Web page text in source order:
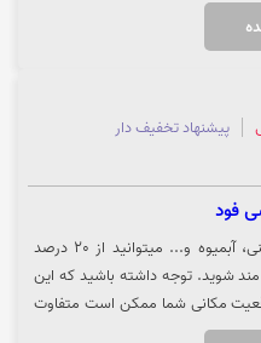
پیشنهاد تخفیف دار
برای خرید انواع میوه، محصولات پروتئینی، آبمیوه و... میتوانید از 20 درصد
شوید. توجه داشته باشید که این
مکانی شما ممکن است متفاوت
کنید" کلیک نمایید.